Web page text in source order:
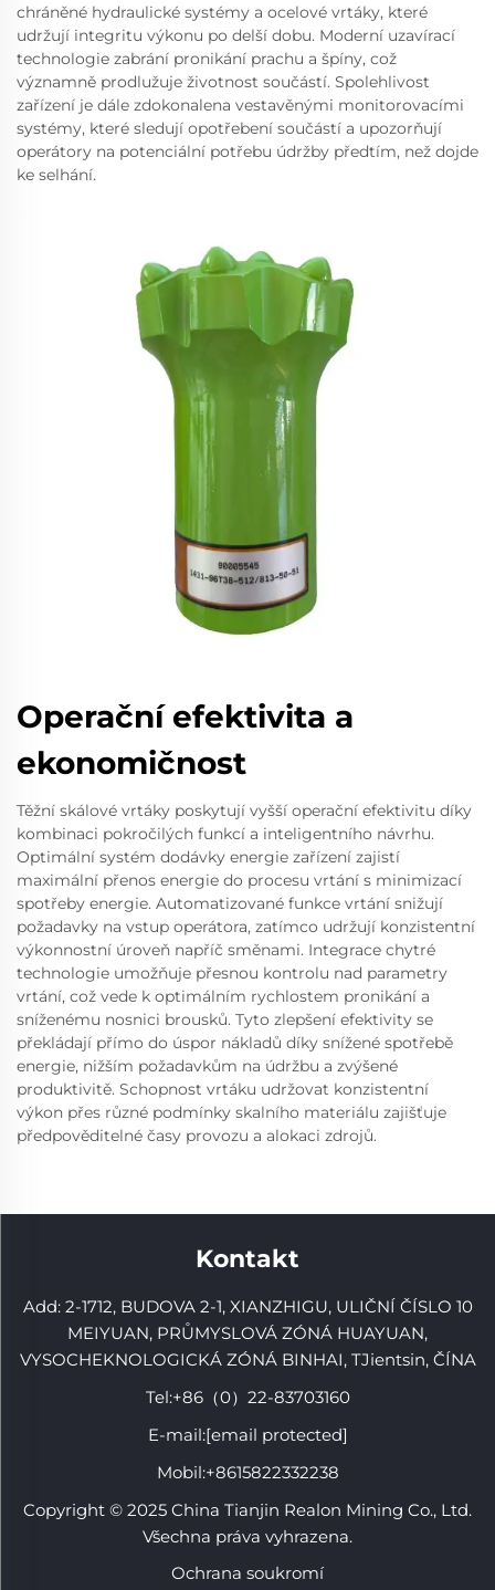
chráněné hydraulické systémy a ocelové vrtáky, které
udržují integritu výkonu po delší dobu. Moderní uzavírací
technologie zabrání pronikání prachu a špíny, což
významně prodlužuje životnost součástí. Spolehlivost
zařízení je dále zdokonalena vestavěnými monitorovacími
systémy, které sledují opotřebení součástí a upozorňují
operátory na potenciální potřebu údržby předtím, než dojde
ke selhání.
Operační efektivita a
ekonomičnost
Těžní skálové vrtáky poskytují vyšší operační efektivitu díky
kombinaci pokročilých funkcí a inteligentního návrhu.
Optimální systém dodávky energie zařízení zajistí
maximální přenos energie do procesu vrtání s minimizací
spotřeby energie. Automatizované funkce vrtání snižují
požadavky na vstup operátora, zatímco udržují konzistentní
výkonnostní úroveň napříč směnami. Integrace chytré
technologie umožňuje přesnou kontrolu nad parametry
vrtání, což vede k optimálním rychlostem pronikání a
sníženému nosnici brousků. Tyto zlepšení efektivity se
překládají přímo do úspor nákladů díky snížené spotřebě
energie, nižším požadavkům na údržbu a zvýšené
produktivitě. Schopnost vrtáku udržovat konzistentní
výkon přes různé podmínky skalního materiálu zajišťuje
předpověditelné časy provozu a alokaci zdrojů.
Kontakt
Add: 2-1712, BUDOVA 2-1, XIANZHIGU, ULIČNÍ ČÍSLO 10
MEIYUAN, PRŮMYSLOVÁ ZÓNÁ HUAYUAN,
VYSOCHEKNOLOGICKÁ ZÓNÁ BINHAI, TJientsin, ČÍNA
Tel:+86（0）22-83703160
E-mail:[email protected]
Mobil:+8615822332238
Copyright © 2025 China Tianjin Realon Mining Co., Ltd.
Všechna práva vyhrazena.
Ochrana soukromí